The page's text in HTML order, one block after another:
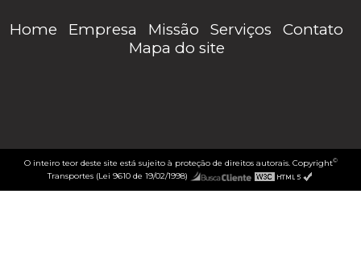
Home Empresa Missão Serviços
Contato
Mapa do site
O inteiro teor deste site está sujeito à proteção de direitos autorais. Copyright©
Transportes (Lei 9610 de 19/02/1998)